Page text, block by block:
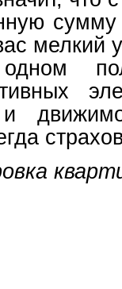
мелкий
и